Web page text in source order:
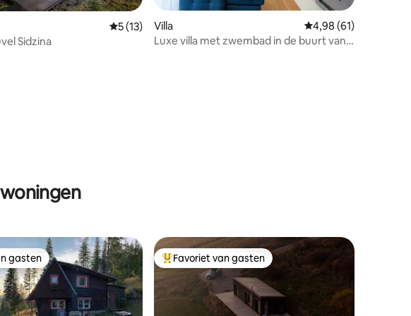
4,89 uit 5, 55 recensiesGemiddelde beoordeling van 5 uit 5, 13 recensies
5 (13)
Sidzina
Villa Gemiddelde
4,98 (61)
Luxe villa met zwembad in de buurt van
gasten
gasten Topfavoriet van gasten
Favoriet van gasten